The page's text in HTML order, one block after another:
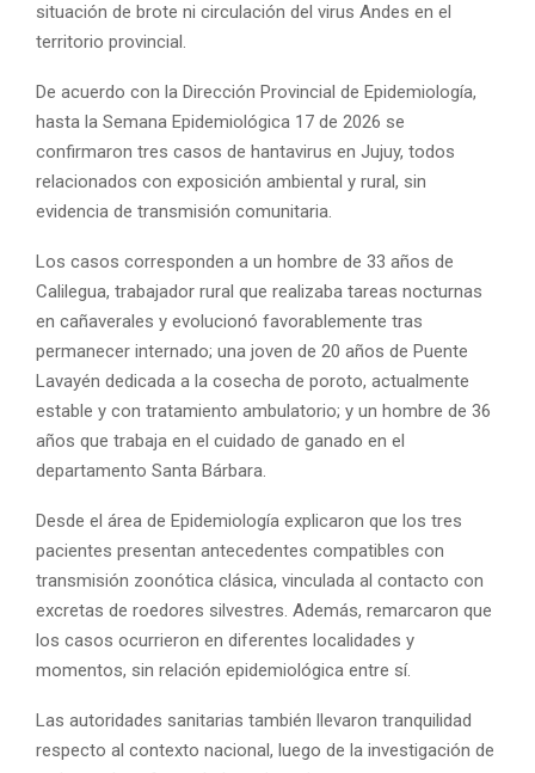
situación de brote ni circulación del virus Andes en el
territorio provincial.
De acuerdo con la Dirección Provincial de Epidemiología,
hasta la Semana Epidemiológica 17 de 2026 se
confirmaron tres casos de hantavirus en Jujuy, todos
relacionados con exposición ambiental y rural, sin
evidencia de transmisión comunitaria.
Los casos corresponden a un hombre de 33 años de
Calilegua, trabajador rural que realizaba tareas nocturnas
en cañaverales y evolucionó favorablemente tras
permanecer internado; una joven de 20 años de Puente
Lavayén dedicada a la cosecha de poroto, actualmente
estable y con tratamiento ambulatorio; y un hombre de 36
años que trabaja en el cuidado de ganado en el
departamento Santa Bárbara.
Desde el área de Epidemiología explicaron que los tres
pacientes presentan antecedentes compatibles con
transmisión zoonótica clásica, vinculada al contacto con
excretas de roedores silvestres. Además, remarcaron que
los casos ocurrieron en diferentes localidades y
momentos, sin relación epidemiológica entre sí.
Las autoridades sanitarias también llevaron tranquilidad
respecto al contexto nacional, luego de la investigación de